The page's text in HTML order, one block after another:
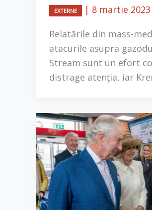
EXTERNE | 8 martie 2023
Relatările din mass-
atacurile asupra
Stream sunt un efort
distrage atenția, iar